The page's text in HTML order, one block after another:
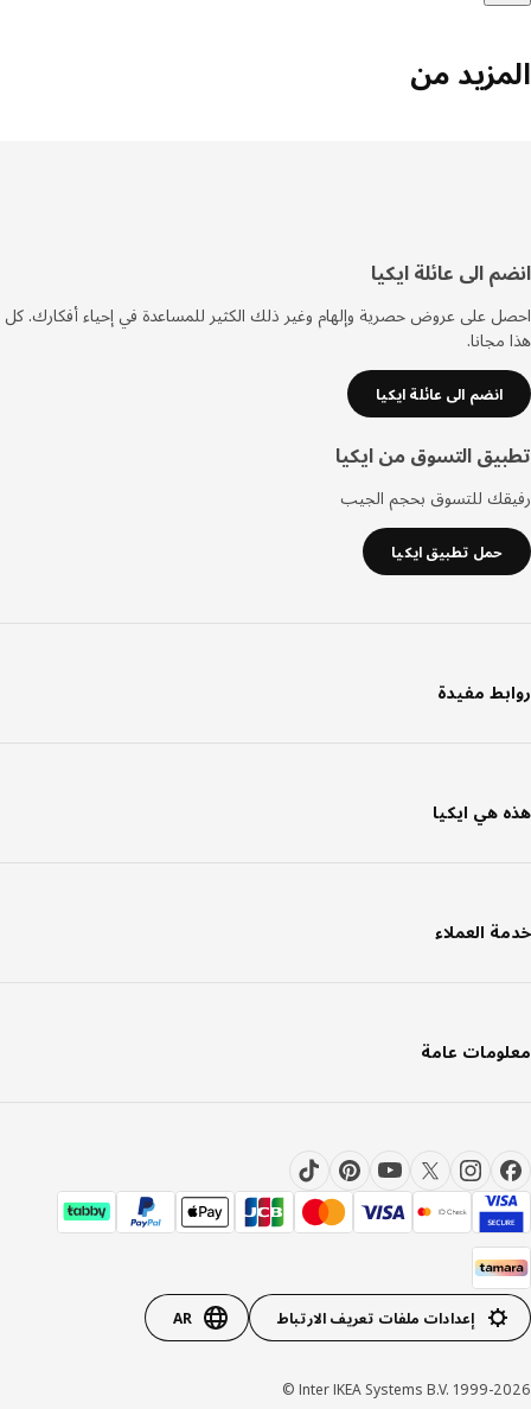
من
الى عائلة ايكيا
على عروض حصرية وإلهام وغير ذلك الكثير للمساعدة في إحياء أفكارك. كل
انضم الى عائلة ايكيا
التسوق من ايكيا
للتسوق بحجم الجيب
حمل تطبيق ايكيا
مفيدة
هي ايكيا
العملاء
عامة
إعدادات ملفات تعريف الارتباط AR
Inter IKEA Systems B.V. 1999-